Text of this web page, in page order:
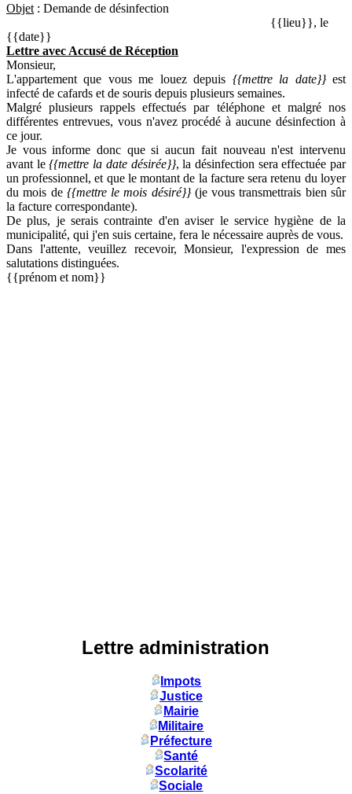
Objet : Demande de désinfection
{{lieu}}, le
{{date}}
Lettre avec Accusé de Réception
Monsieur,
L'appartement que vous me louez depuis {{mettre la date}}est
infecté de cafards et de souris depuis plusieurs semaines.
Malgré plusieurs rappels effectués par téléphone et malgré nos
différentes entrevues, vous n'avez procédé à aucune désinfection à
ce jour.
Je vous informe donc que si aucun fait nouveau n'est intervenu
avant le{{mettre la date désirée}}, la désinfection sera effectuée par
un professionnel, et que le montant de la facture sera retenu du loyer
du mois de {{mettre le mois désiré}}(je vous transmettrais bien sûr
la facture correspondante).
De plus, je serais contrainte d'en aviser le service hygiène de la
municipalité, qui j'en suis certaine, fera le nécessaire auprès de vous.
Dans l'attente, veuillez recevoir, Monsieur, l'expression de mes
salutations distinguées.
{{prénom et nom}}
Lettre administration
Impots
Justice
Mairie
Militaire
Préfecture
Santé
Scolarité
Sociale